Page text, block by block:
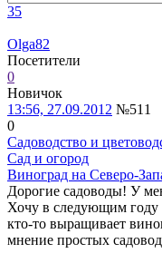
35
Olga82
Посетители
0
Новичок
13:56, 27.09.2012 №511
0
Садоводство и
Сад и огород
Виноград на Северо-
Дорогие садоводы! У
Хочу в следующим году
кто-то выращивает
мнение простых